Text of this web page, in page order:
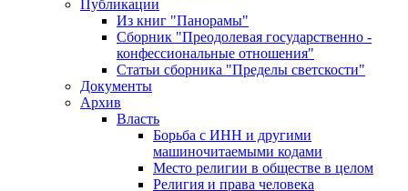
Публикации
Из книг "Панорамы"
Сборник "Преодолевая государственно -
конфессиональные отношения"
Статьи сборника "Пределы светскости"
Документы
Архив
Власть
Борьба с ИНН и другими
машиночитаемыми кодами
Место религии в обществе в целом
Религия и права человека